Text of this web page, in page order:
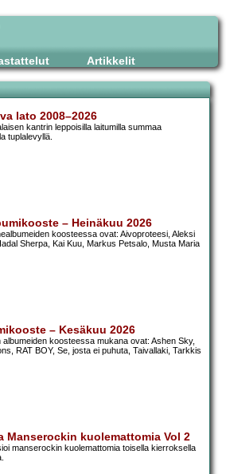
Artikkelit
lato 2008–2026
kantrin leppoisilla laitumilla summaa
tuplalevyllä.
– Heinäkuu 2026
koosteessa ovat: Aivoproteesi, Aleksi
Sherpa, Kai Kuu, Markus Petsalo, Musta Maria
– Kesäkuu 2026
koosteessa mukana ovat: Ashen Sky,
RAT BOY, Se, josta ei puhuta, Taivallaki, Tarkkis
Manserockin kuolemattomia Vol 2
manserockin kuolemattomia toisella kierroksella